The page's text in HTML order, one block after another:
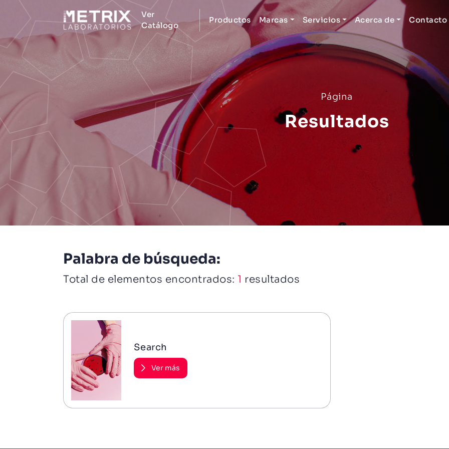
Ver
Catálogo
Productos Marcas Servicios Acerca de Contacto
Página
Resultados
Palabra de búsqueda:
Total de elementos encontrados: 1 resultados
Search
Ver más